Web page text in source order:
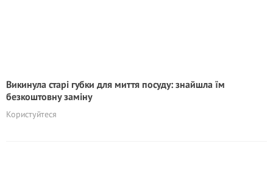
Викинула старі губки для миття посуду: знайшла їм
безкоштовну заміну
Користуйтеся